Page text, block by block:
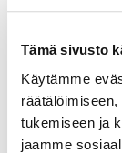
Tämä sivusto
Käytämme
tukemiseen ja
jaammepalvelut.